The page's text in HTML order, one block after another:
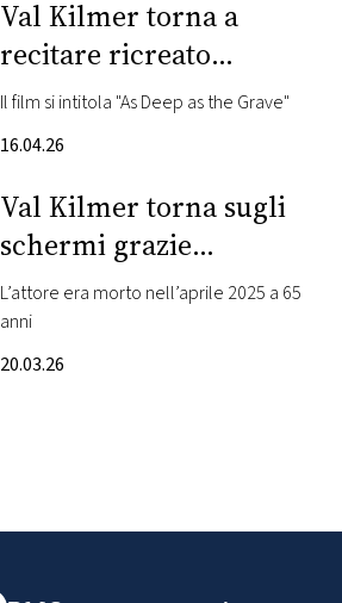
Val Kilmer torna a
recitare ricreato
dall’Intelligenza
Artificiale. Guarda il
Il film si intitola "As Deep as the Grave"
16.04.26
Val Kilmer torna sugli
schermi grazie
all’Intelligenza
Artificiale. Ma è
polemica
L’attore era morto nell’aprile 2025 a 65
anni
20.03.26